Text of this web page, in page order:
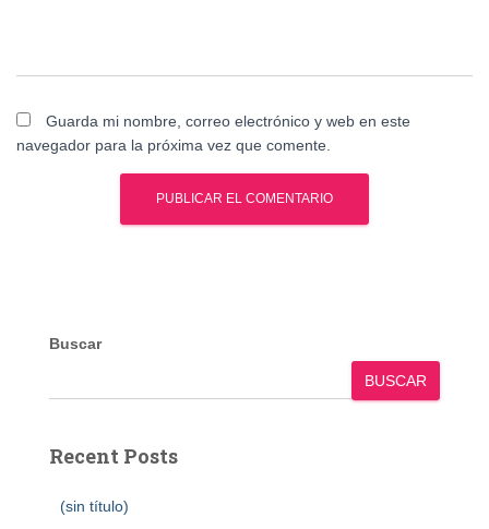
Guarda mi nombre, correo electrónico y web en este
navegador para la próxima vez que comente.
Buscar
BUSCAR
Recent Posts
(sin título)